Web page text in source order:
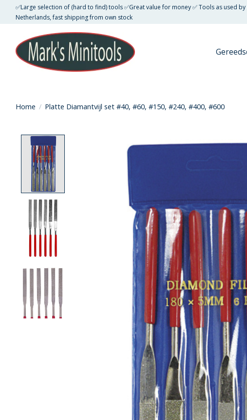
✅Large selection of (hard to find) tools ✅Great value for money ✅ Tools as used by
Netherlands, fast shipping from own stock
Home / Platte Diamantvijl set #40, #60, #150, #240, #400, #600
Product image slideshow Items